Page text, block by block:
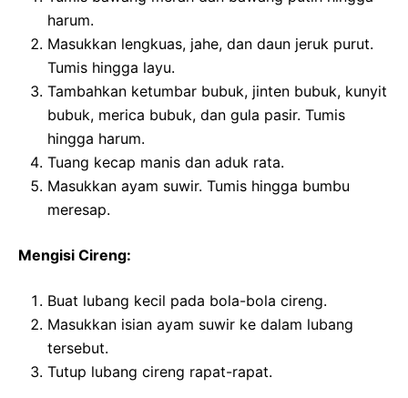
harum.
Masukkan lengkuas, jahe, dan daun jeruk purut.
Tumis hingga layu.
Tambahkan ketumbar bubuk, jinten bubuk, kunyit
bubuk, merica bubuk, dan gula pasir. Tumis
hingga harum.
Tuang kecap manis dan aduk rata.
Masukkan ayam suwir. Tumis hingga bumbu
meresap.
Mengisi Cireng:
Buat lubang kecil pada bola-bola cireng.
Masukkan isian ayam suwir ke dalam lubang
tersebut.
Tutup lubang cireng rapat-rapat.